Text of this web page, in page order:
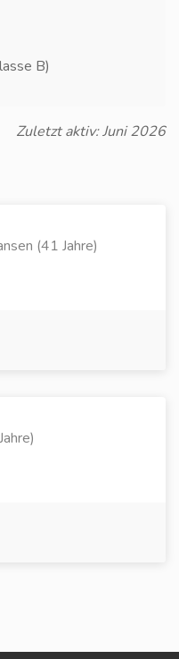
B)
Zuletzt aktiv: Juni 2026
(41 Jahre)